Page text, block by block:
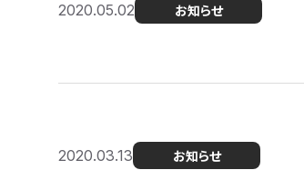
2020.05.02 お知らせ
2020.03.13 お知らせ